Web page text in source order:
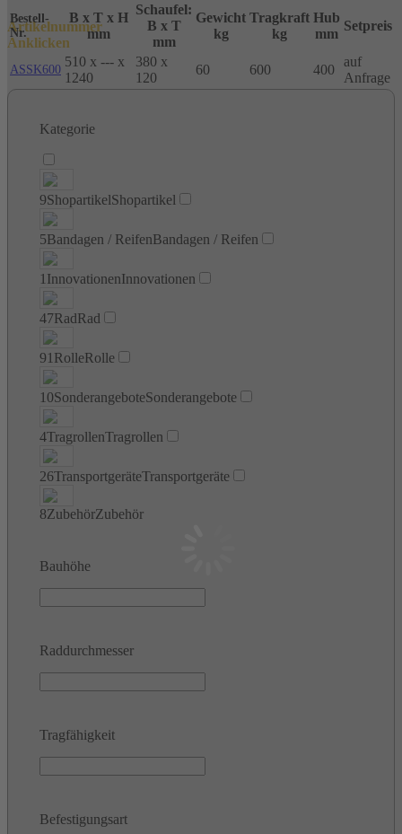
Artikelnummer
Anklicken
Bestell-
Nr.
B x T x H
mm
Schaufel:
B x T
mm
Gewicht
kg
Tragkraft
kg
Hub
mm
Setpreis
ASSK600
510 x --- x
1240
380 x
120
60 600 400
auf
Anfrage
Kategorie
9ShopartikelShopartikel
5Bandagen / ReifenBandagen / Reifen
1 InnovationenInnovationen
47RadRad
91 RolleRolle
10SonderangeboteSonderangebote
4TragrollenTragrollen
26TransportgeräteTransportgeräte
8ZubehörZubehör
Bauhöhe
Raddurchmesser
Tragfähigkeit
Befestigungsart